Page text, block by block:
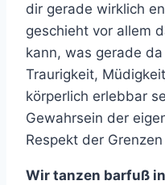
dir gerade wirklich
geschieht vor allem
kann, was gerade
Traurigkeit,
körperlich erlebbar
Gewahrsein der
Respekt der
Wir tanzen barfuß